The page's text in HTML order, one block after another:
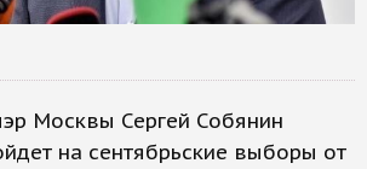
Москвы Сергей Собянин
на сентябрьские выборы от